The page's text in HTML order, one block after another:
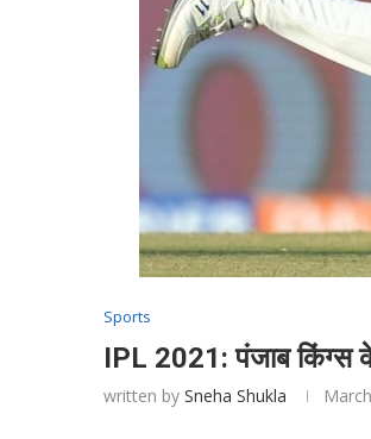
Sports
IPL 2021: पंजाब किंग्स के
written by Sneha Shukla